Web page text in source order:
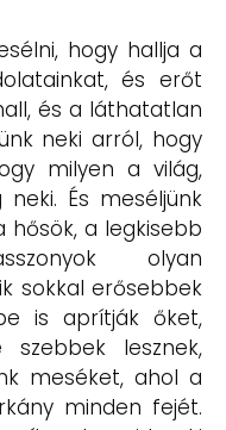
hogy hallja a
és erőt
és a láthatatlan
neki arról, hogy
milyen a világ,
És meséljünk
a legkisebb
olyan
sokkal erősebbek
is aprítják őket,
szebbek lesznek,
meséket, ahol a
minden fejét.